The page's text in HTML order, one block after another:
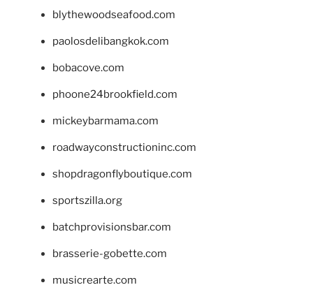
blythewoodseafood.com
paolosdelibangkok.com
bobacove.com
phoone24brookfield.com
mickeybarmama.com
roadwayconstructioninc.com
shopdragonflyboutique.com
sportszilla.org
batchprovisionsbar.com
brasserie-gobette.com
musicrearte.com